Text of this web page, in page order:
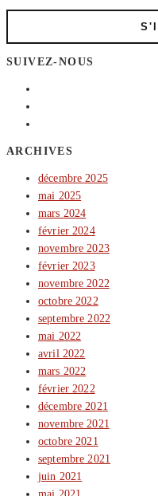
SUIVEZ-NOUS
ARCHIVES
décembre 2025
mai 2025
mars 2024
février 2024
novembre 2023
février 2023
novembre 2022
octobre 2022
septembre 2022
mai 2022
avril 2022
mars 2022
février 2022
décembre 2021
novembre 2021
octobre 2021
septembre 2021
juin 2021